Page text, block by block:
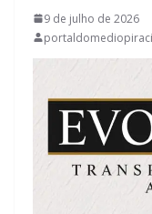
9 de julho de 2026